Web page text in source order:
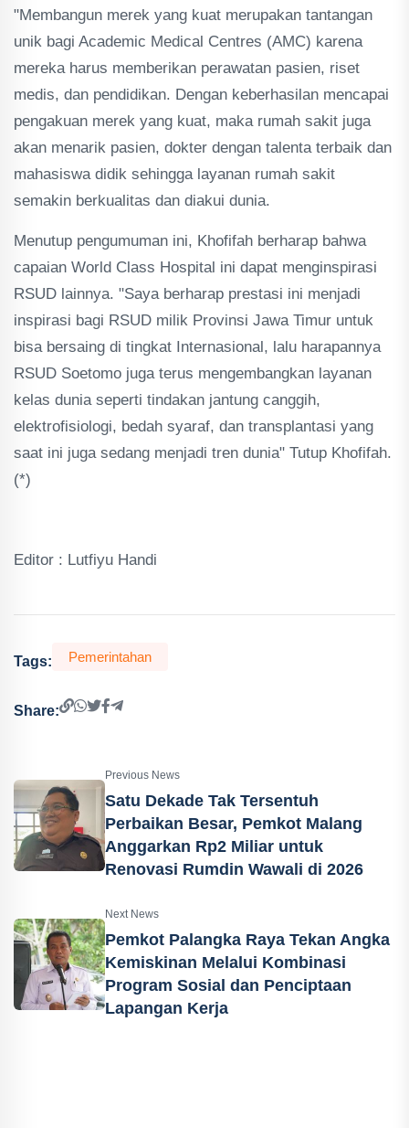
"Membangun merek yang kuat merupakan tantangan
unik bagi Academic Medical Centres (AMC) karena
mereka harus memberikan perawatan pasien, riset
medis, dan pendidikan. Dengan keberhasilan mencapai
pengakuan merek yang kuat, maka rumah sakit juga
akan menarik pasien, dokter dengan talenta terbaik dan
mahasiswa didik sehingga layanan rumah sakit
semakin berkualitas dan diakui dunia.
Menutup pengumuman ini, Khofifah berharap bahwa
capaian World Class Hospital ini dapat menginspirasi
RSUD lainnya. "Saya berharap prestasi ini menjadi
inspirasi bagi RSUD milik Provinsi Jawa Timur untuk
bisa bersaing di tingkat Internasional, lalu harapannya
RSUD Soetomo juga terus mengembangkan layanan
kelas dunia seperti tindakan jantung canggih,
elektrofisiologi, bedah syaraf, dan transplantasi yang
saat ini juga sedang menjadi tren dunia" Tutup Khofifah.
(*)
Editor : Lutfiyu Handi
Tags: Pemerintahan
Share:
Previous News
Satu Dekade Tak Tersentuh
Perbaikan Besar, Pemkot Malang
Anggarkan Rp2 Miliar untuk
Renovasi Rumdin Wawali di 2026
Next News
Pemkot Palangka Raya Tekan Angka
Kemiskinan Melalui Kombinasi
Program Sosial dan Penciptaan
Lapangan Kerja